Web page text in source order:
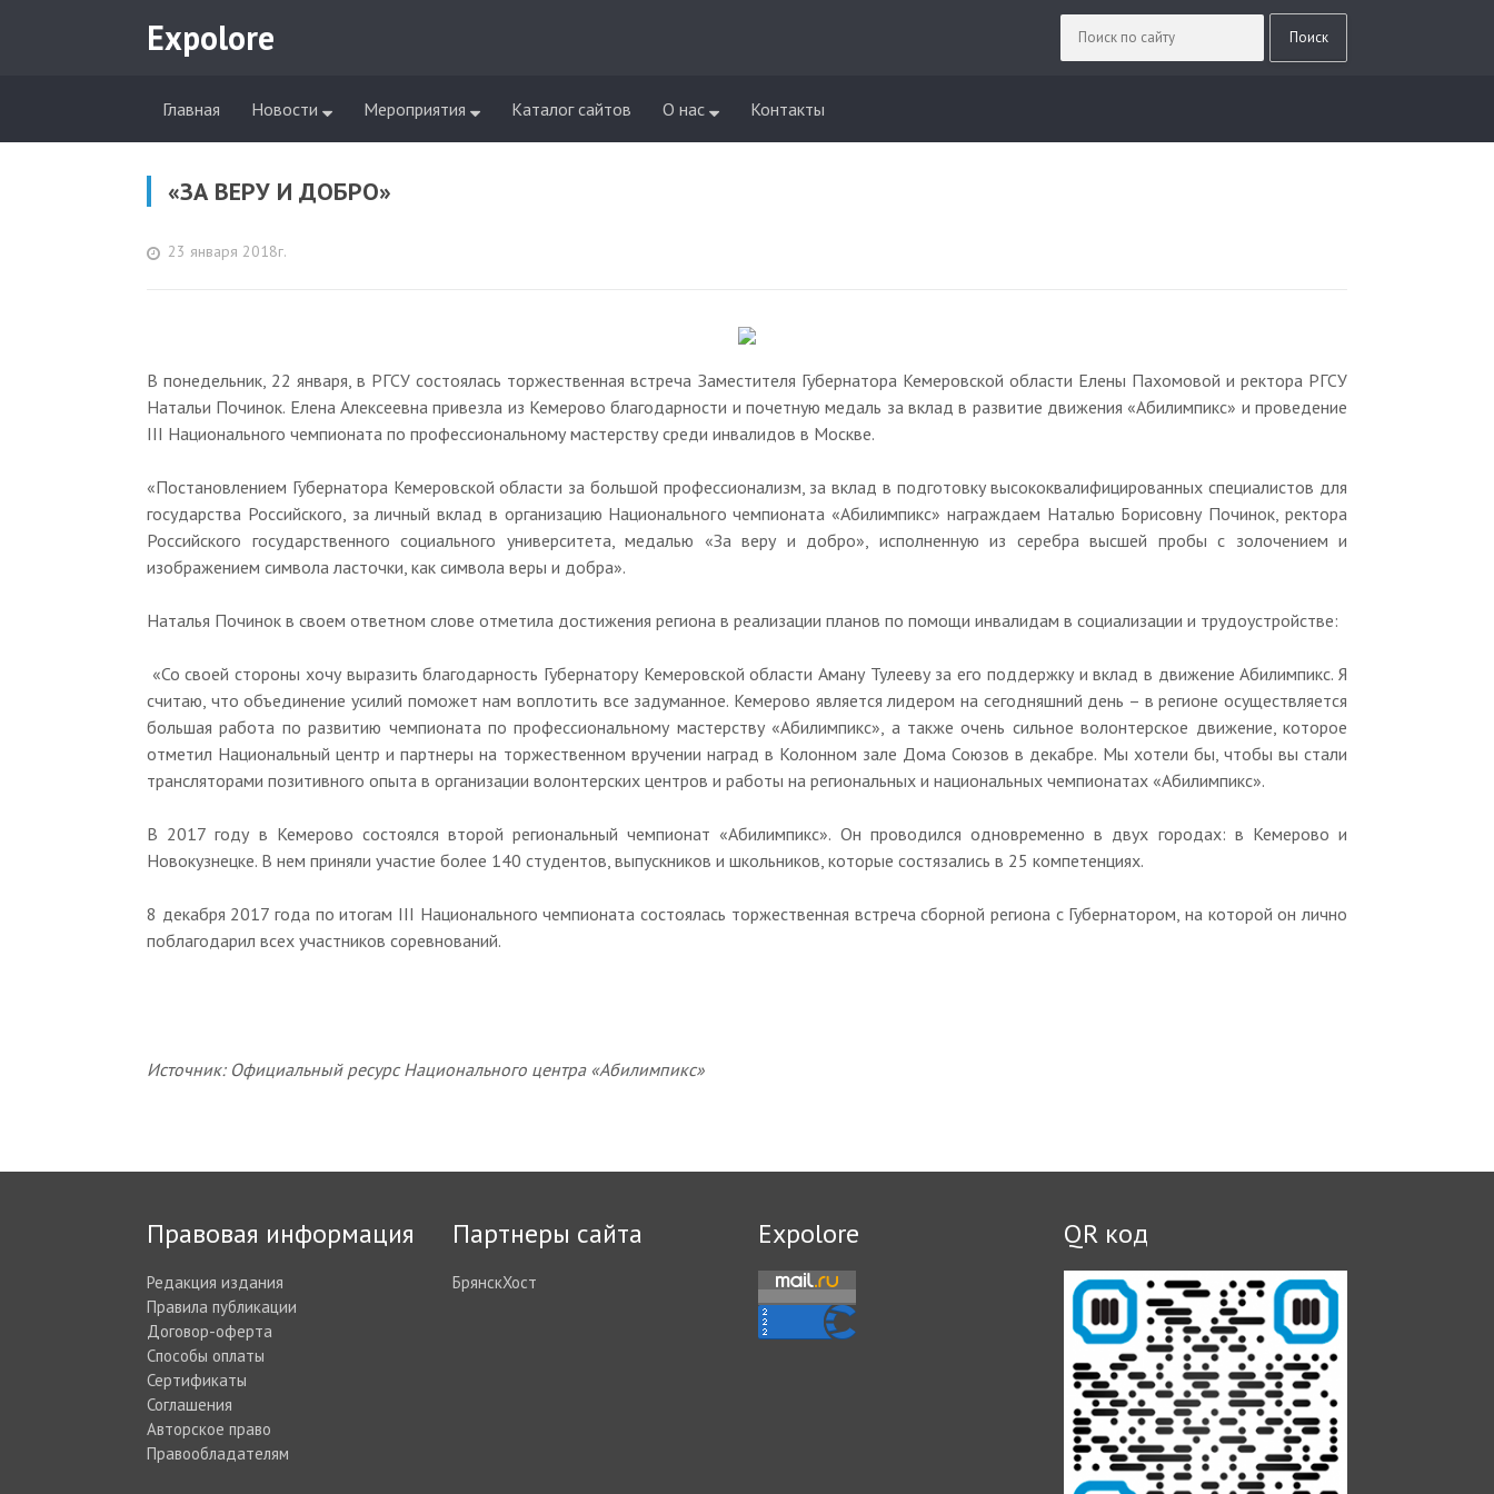
Expolore
Главная Новости Мероприятия Каталог сайтов О нас Контакты
«ЗА ВЕРУ И ДОБРО»
23 января 2018г.
В понедельник, 22 января, в РГСУ состоялась торжественная встреча Заместителя Губернатора Кемеровской области Елены Пахомовой и ректора РГСУ
Натальи Починок. Елена Алексеевна привезла из Кемерово благодарности и почетную медаль за вклад в развитие движения «Абилимпикс» и проведение
III Национального чемпионата по профессиональному мастерству среди инвалидов в Москве.
«Постановлением Губернатора Кемеровской области за большой профессионализм, за вклад в подготовку высококвалифицированных специалистов для
государства Российского, за личный вклад в организацию Национального чемпионата «Абилимпикс» награждаем Наталью Борисовну Починок, ректора
Российского государственного социального университета, медалью «За веру и добро», исполненную из серебра высшей пробы с золочением и
изображением символа ласточки, как символа веры и добра».
Наталья Починок в своем ответном слове отметила достижения региона в реализации планов по помощи инвалидам в социализации и трудоустройстве:
«Со своей стороны хочу выразить благодарность Губернатору Кемеровской области Аману Тулееву за его поддержку и вклад в движение Абилимпикс. Я
считаю, что объединение усилий поможет нам воплотить все задуманное. Кемерово является лидером на сегодняшний день – в регионе осуществляется
большая работа по развитию чемпионата по профессиональному мастерству «Абилимпикс», а также очень сильное волонтерское движение, которое
отметил Национальный центр и партнеры на торжественном вручении наград в Колонном зале Дома Союзов в декабре. Мы хотели бы, чтобы вы стали
трансляторами позитивного опыта в организации волонтерских центров и работы на региональных и национальных чемпионатах «Абилимпикс».
В 2017 году в Кемерово состоялся второй региональный чемпионат «Абилимпикс». Он проводился одновременно в двух городах: в Кемерово и
Новокузнецке. В нем приняли участие более 140 студентов, выпускников и школьников, которые состязались в 25 компетенциях.
8 декабря 2017 года по итогам III Национального чемпионата состоялась торжественная встреча сборной региона с Губернатором, на которой он лично
поблагодарил всех участников соревнований.
Источник: Официальный ресурс Национального центра «Абилимпикс»
Правовая информация
Редакция издания
Правила публикации
Договор-оферта
Способы оплаты
Сертификаты
Соглашения
Авторское право
Правообладателям
Партнеры сайта
БрянскХост
Expolore QR код